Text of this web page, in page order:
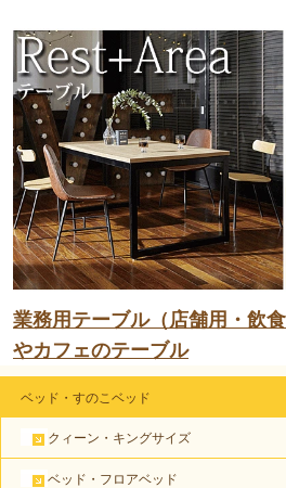
業務用テーブル（店舗用・飲
やカフェのテーブル
ベッド・すのこベッド
クィーン・キングサイズ
ベッド・フロアベッド